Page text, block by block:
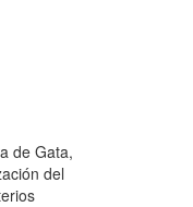
de Gata,
del